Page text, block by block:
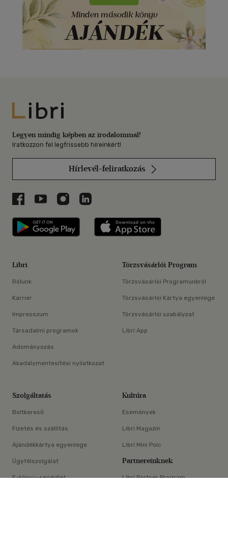
×
Libri
Legyen mindig képben az irodalommal!
Iratkozzon fel legfrissebb híreinkért!
Hírlevél-feliratkozás
Libri a Facebookon
Libri a Youtube-on
Libri az Instagramon
Libri a LinkedInen
Libri applikáció Szerezd meg: Google
Libri
Rólunk
Karrier
Impresszum
Társadalmi programok
Adományozás
Akadálymentesítési nyilatkozat
Törzsvásárlói Program
Törzsvásárlói Programunkról
Törzsvásárlói Kártya egyenlege
Törzsvásárlói szabályzat
Libri App
Szolgáltatás
Boltkereső
Fizetés és szállítás
Ajándékkártya egyenlege
Ügyfélszolgálat
E-könyv-segédlet
Kultúra
Események
Libri Magazin
Libri Mini Polc
Partnereinknek
Libri Partner Program